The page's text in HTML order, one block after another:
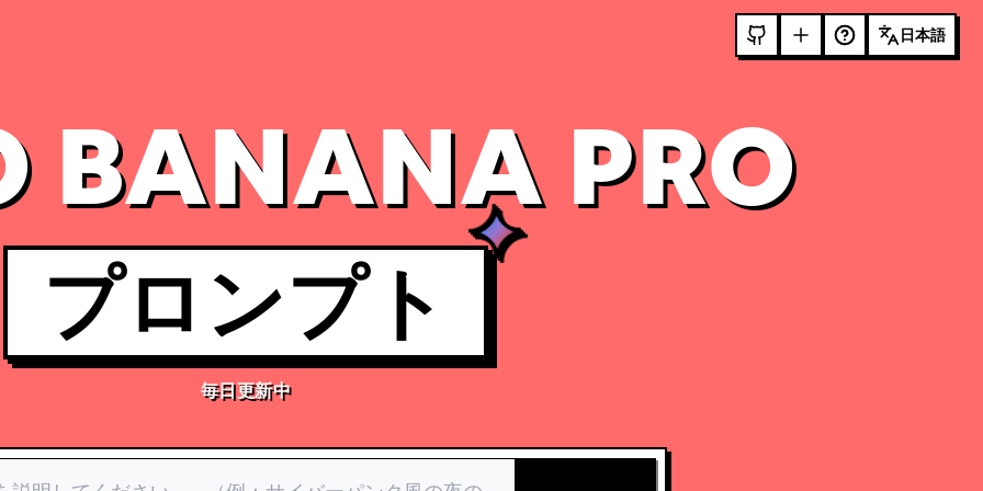
日本語
BANANA PRO
プロンプト
毎日更新中